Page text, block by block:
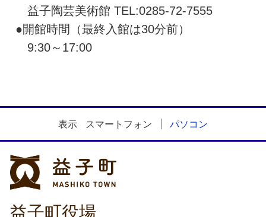
益子陶芸美術館 TEL:0285-72-7555
●開館時間（最終入館は30分前）
9:30～17:00
表示 スマートフォン パソコン
益子町役場